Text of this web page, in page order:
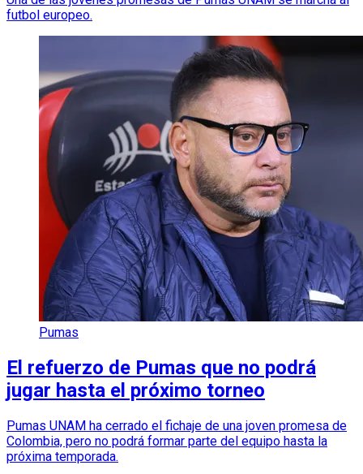
futbol europeo.
Pumas
El refuerzo de Pumas que no podrá
jugar hasta el próximo torneo
Pumas UNAM ha cerrado el fichaje de una joven promesa de
Colombia, pero no podrá formar parte del equipo hasta la
próxima temporada.